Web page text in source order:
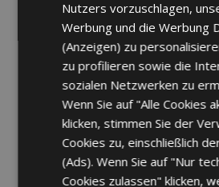
in Miniatura
Fahrradausflüge mit
Familie
Segelschule für
Alters
Nutzers vorzuschlagen,
Werbung und die Werbung
(Anzeigen) zu
zu profilieren sowie die
sozialen Netzwerken zu
Wenn Sie auf "Alle Cookies
klicken, stimmen Sie der
Cookies zu, einschließlich
(Ads). Wenn Sie auf "Nur
Cookies zulassen" klicken,